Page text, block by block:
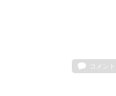
コメント